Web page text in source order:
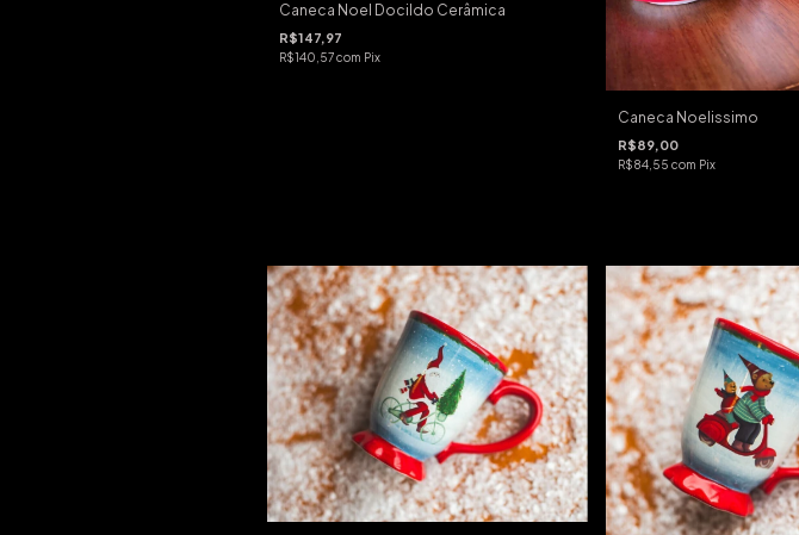
Caneca Noel Docildo Cerâmica
R$147,97
R$140,57com Pix
Caneca Noelissimo
R$89,00
R$84,55 com Pix